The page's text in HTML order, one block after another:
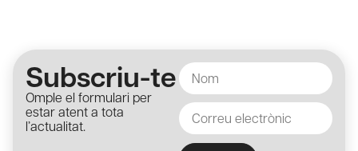
Subscriu-te
Omple el formulari per
estar atent a tota
l’actualitat.